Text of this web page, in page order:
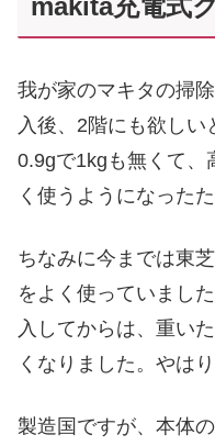
makita充電式
我が家のマキタの掃
入後、2階にも欲し
0.9gで1kgも無くて、
く使うようになったた
ちなみに今までは東
をよく使っていまし
入してからは、重い
くなりました。やは
製造国ですが、本体